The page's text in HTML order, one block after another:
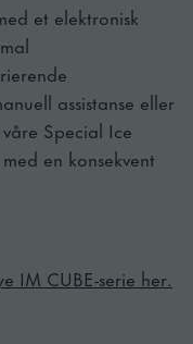
et elektronisk
assistanse eller
Special Ice
en konsekvent
IM CUBE-serie her.